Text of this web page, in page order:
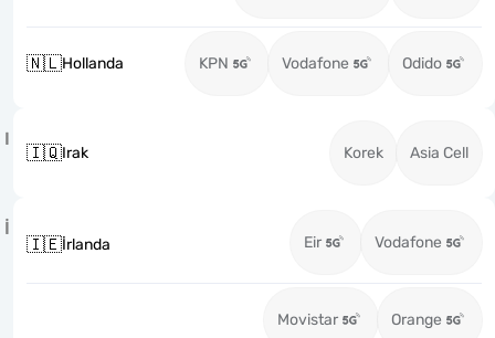
🇳🇱Hollanda KPN Vodafone Odido
I
🇮🇶Irak Korek Asia Cell
İ
🇮🇪İrlanda Eir Vodafone
Movistar Orange